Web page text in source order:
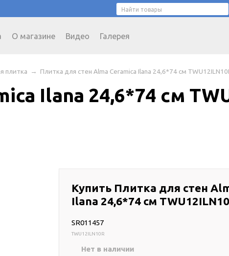
О магазине Видео Галерея
плитка → Плитка для стен Alma Ceramica Ilana 24,6*74 см
Ilana 24,6*74 см
Купить Плитка для стен
Ilana 24,6*74 см
SR011457
TWU12ILN10R
Нет в наличии